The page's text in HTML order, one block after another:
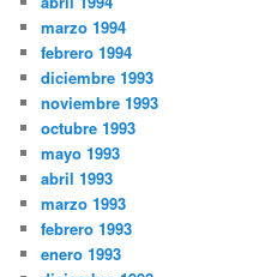
marzo 1994
febrero 1994
diciembre 1993
noviembre 1993
octubre 1993
mayo 1993
abril 1993
marzo 1993
febrero 1993
enero 1993